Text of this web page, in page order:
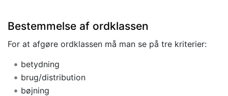
Bestemmelse af ordklassen
For at afgøre ordklassen må man se på tre kriterier:
betydning
brug/distribution
bøjning